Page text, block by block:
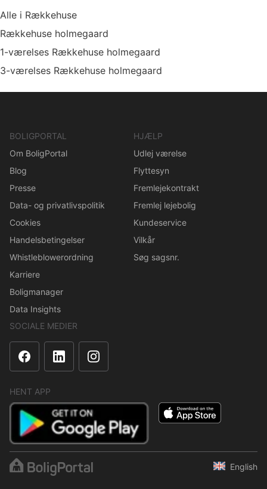
Alle i Rækkehuse
Rækkehuse holmegaard
1-værelses Rækkehuse holmegaard
3-værelses Rækkehuse holmegaard
BOLIGPORTAL
Om BoligPortal
Blog
Presse
Data- og privatlivspolitik
Cookies
Handelsbetingelser
Whistleblowerordning
Karriere
Boligmanager
Data Insights
HJÆLP
Udlej værelse
Flyttesyn
Fremlejekontrakt
Fremlej lejebolig
Kundeservice
Vilkår
Søg sagsnr.
SOCIALE MEDIER
HENT APP
English